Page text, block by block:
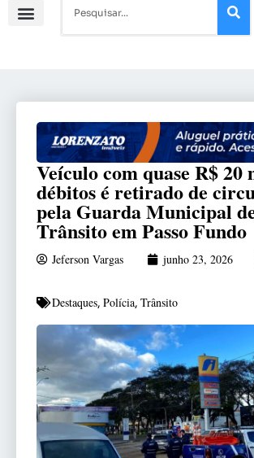
Veículo com quase R$ 20
débitos é retirado de
pela Guarda Municipal
Trânsito em Passo Fundo
Jeferson Vargas junho 23, 2026
Destaques, Polícia, Trânsito